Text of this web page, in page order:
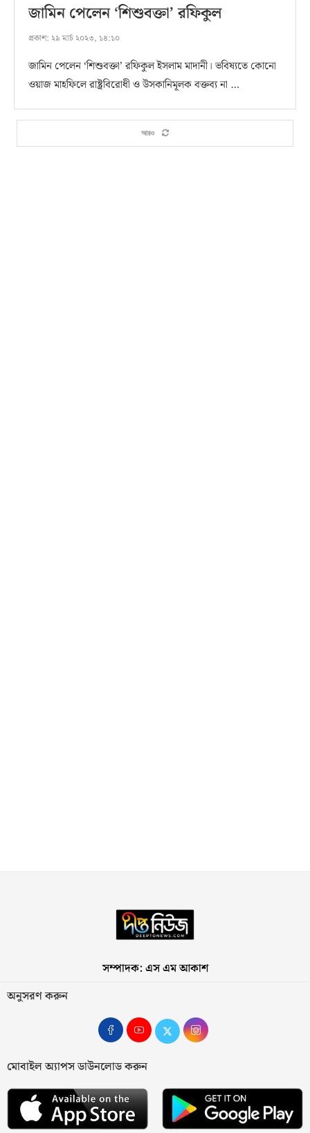
জামিন পেলেন ‘শিশুবক্তা’ রফিকুল
প্রকাশ: ২৯ মার্চ ২০২৩, ১৪:১০
জামিন পেলেন ‘শিশুবক্তা’ রফিকুল ইসলাম মাদানী। ভবিষ্যতে কোনো
ওয়াজ মাহফিলে রাষ্ট্রবিরোধী ও উসকানিমূলক বক্তব্য না …
আরও
সম্পাদক: এস এম আকাশ
অনুসরণ করুন
মোবাইল অ্যাপস ডাউনলোড করুন